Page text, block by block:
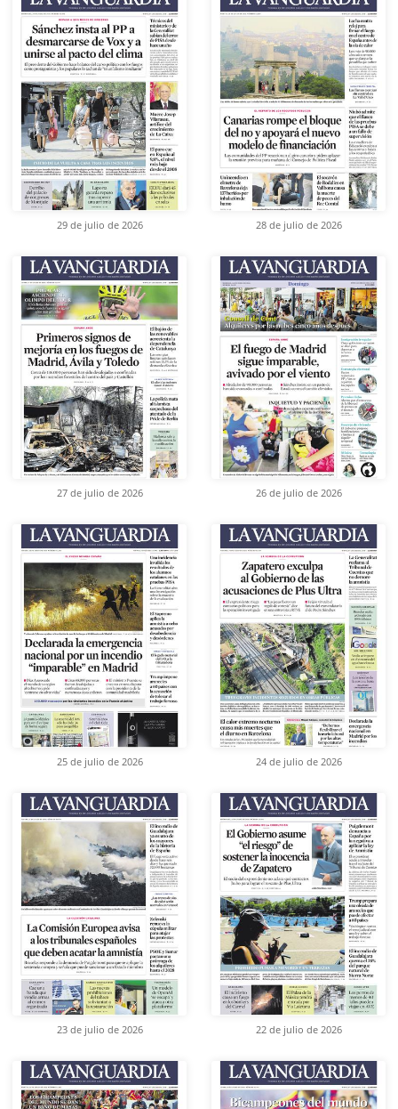
29 de julio de 2026 28 de julio de 2026
27 de julio de 2026 26 de julio de 2026
25 de julio de 2026 24 de julio de 2026
23 de julio de 2026 22 de julio de 2026